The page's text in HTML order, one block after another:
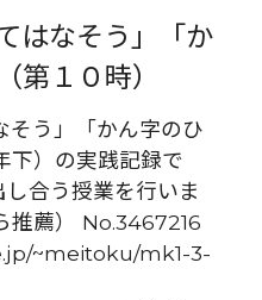
はなそう」「か
第１０時）
そう」「かん字のひ
下）の実践記録で
合う授業を行いま
推薦） No.3467216
~meitoku/mk1-3-